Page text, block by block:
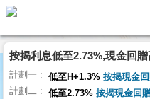
代
理
主
頁
按揭利息低至2.73%,現金回
計劃一 低至H+1.3% 按揭現金
計劃二 低至2.73% 按揭現金回